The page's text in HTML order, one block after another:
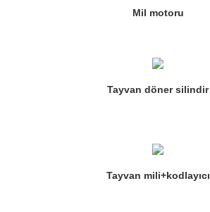
Mil motoru
Tayvan döner silindir
Tayvan mili+kodlayıcı